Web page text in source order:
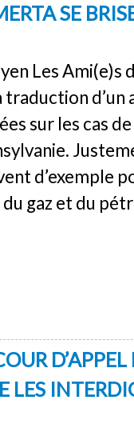
SE
Les Ami(e)s
traduction
sur les cas
d’exemple
gaz et du
D’APPEL
LES